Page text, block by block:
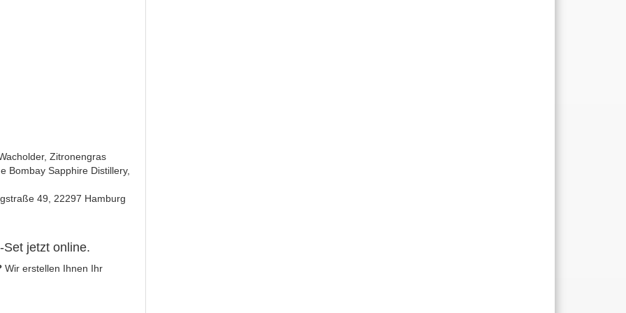
Zitronengras
Bombay Sapphire Distillery,
49, 22297 Hamburg
jetzt online.
Wir erstellen Ihnen Ihr